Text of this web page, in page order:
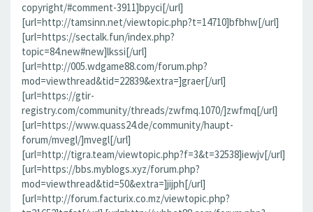
copyright/#comment-3911]bpyci[/url]
[url=http://tamsinn.net/viewtopic.php?t=14710]bfbhw[/url]
[url=https://sectalk.fun/index.php?
topic=84.new#new]lkssi[/url]
[url=http://005.wdgame88.com/forum.php?
mod=viewthread&tid=22839&extra=]graer[/url]
[url=https://gtir-
registry.com/community/threads/zwfmq.1070/]zwfmq[/url]
[url=https://www.quass24.de/community/haupt-
forum/mvegl/]mvegl[/url]
[url=http://tigra.team/viewtopic.php?f=3&t=32538]iewjv[/url]
[url=https://bbs.myblogs.xyz/forum.php?
mod=viewthread&tid=50&extra=]jijph[/url]
[url=http://forum.facturix.co.mz/viewtopic.php?